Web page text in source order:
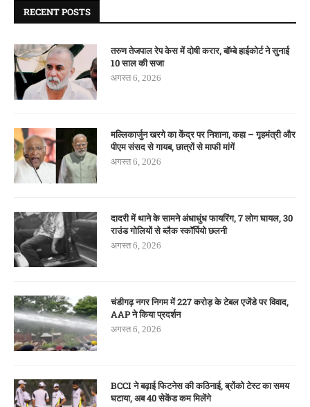
RECENT POSTS
तरुण तेजपाल रेप केस में दोषी करार, बॉम्बे हाईकोर्ट ने सुनाई
10 साल की सजा
अगस्त 6, 2026
मल्लिकार्जुन खरगे का केंद्र पर निशाना, कहा – गृहमंत्री और
पीएम संसद से गायब, छात्रों से माफी मांगें
अगस्त 6, 2026
दादरी में थाने के सामने अंधाधुंध फायरिंग, 7 लोग घायल, 30
राउंड गोलियों से ब्लैक स्कॉर्पियो छलनी
अगस्त 6, 2026
चंडीगढ़ नगर निगम में 227 करोड़ के टेबल एजेंडे पर विवाद,
AAP ने किया प्रदर्शन
अगस्त 6, 2026
BCCI ने बढ़ाई फिटनेस की कठिनाई, ब्रोंको टेस्ट का समय
घटाया, अब 40 सेकेंड कम मिलेंगे